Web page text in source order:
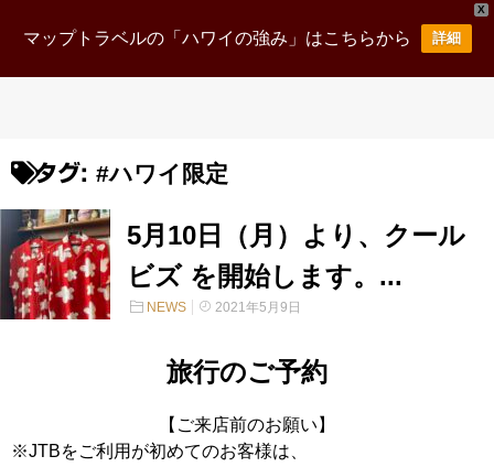
X
マップトラベルの「ハワイの強み」はこちらから 詳細
タグ: #ハワイ限定
5月10日（月）より、クール
ビズ を開始します。...
NEWS 2021年5月9日
旅行のご予約
【ご来店前のお願い】
※JTBをご利用が初めてのお客様は、